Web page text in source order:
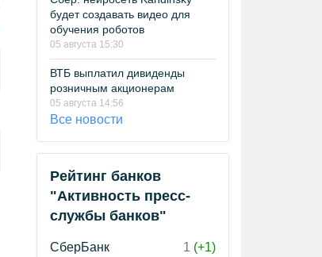
будет создавать видео для
обучения роботов
05 августа 15:30
ВТБ выплатил дивиденды
розничным акционерам
05 августа 14:56
Все новости
Рейтинг банков
"Активность пресс-
службы банков"
СберБанк 1 (+1)